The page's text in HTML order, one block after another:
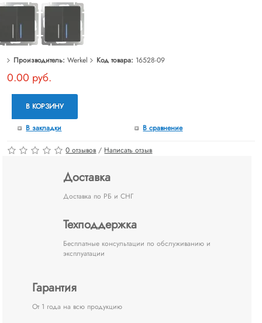
Производитель: Werkel Код товара: 16528-09
0.00 руб.
В КОРЗИНУ
В закладки В сравнение
0 отзывов / Написать отзыв
Доставка
Доставка по РБ и СНГ
Техподдержка
Бесплатные консультации по обслуживанию и
эксплуатации
Гарантия
От 1 года на всю продукцию